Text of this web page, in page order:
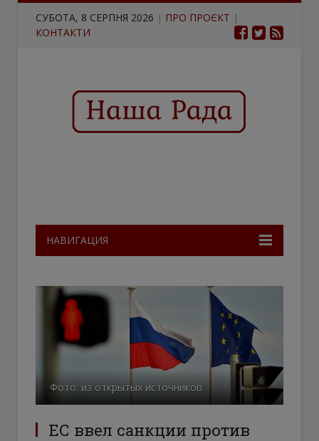
СУБОТА, 8 СЕРПНЯ 2026 | ПРО ПРОЄКТ |
КОНТАКТИ
НАВИГАЦИЯ
Фото: из открытых источников
ЕС ввел санкции против